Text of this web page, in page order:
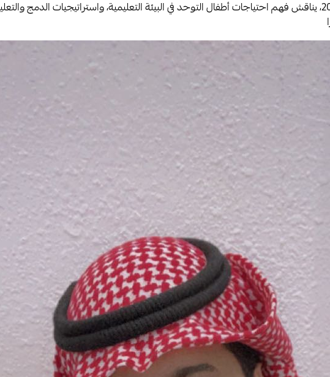
ضمن لقاءات اليوم العالمي للتعليم 2026، يناقش فهم احتياجات أطفال التوحد في البيئة التعليمية،